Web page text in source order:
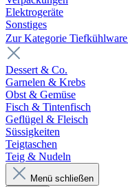
Elektrogeräte
Sonstiges
Zur Kategorie Tiefkühlware
Dessert & Co.
Garnelen & Krebs
Obst & Gemüse
Fisch & Tintenfisch
Geflügel & Fleisch
Süssigkeiten
Teigtaschen
Teig & Nudeln
Menü schließen